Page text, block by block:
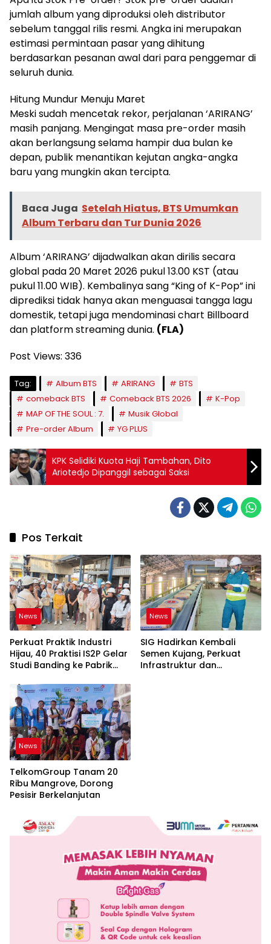
jumlah album yang diproduksi oleh distributor
sebelum tanggal rilis resmi. Angka ini merupakan
estimasi permintaan pasar yang dihitung
berdasarkan pesanan awal dari para penggemar di
seluruh dunia.
Hitung Mundur Menuju Maret
Meski sudah mencetak rekor, perjalanan ‘ARIRANG’
masih panjang. Mengingat masa pre-order masih
akan berlangsung selama hampir dua bulan ke
depan, publik menantikan kejutan angka-angka
baru yang mungkin akan tercipta.
Baca Juga Setelah Hiatus, BTS Umumkan
Album Terbaru dan Tur Dunia 2026
Album ‘ARIRANG’ dijadwalkan akan dirilis secara
global pada 20 Maret 2026 pukul 13.00 KST (atau
pukul 11.00 WIB). Kembalinya sang “King of K-Pop” ini
diprediksi tidak hanya akan menguasai tangga lagu
domestik, tetapi juga mendominasi chart Billboard
dan platform streaming dunia. (FLA)
Post Views: 336
Tag: Album BTS ARIRANG
BTS
comeback BTS
Comeback BTS 2026
K-Pop
MAP OF THE SOUL : 7.
Musik Global
Pre-order Album
YG PLUS
KPK Selidiki Kuota Haji Tambahan, Dito
Ariotedjo Dipanggil sebagai Saksi
Pos Terkait
News
Perkuat Praktik Industri
Hijau, 40 Praktisi IS2P Gelar
Studi Banding ke Pabrik
News
SIG Hadirkan Kembali
Semen Kujang, Perkuat
Infrastruktur dan
News
TelkomGroup Tanam 20
Ribu Mangrove, Dorong
Pesisir Berkelanjutan